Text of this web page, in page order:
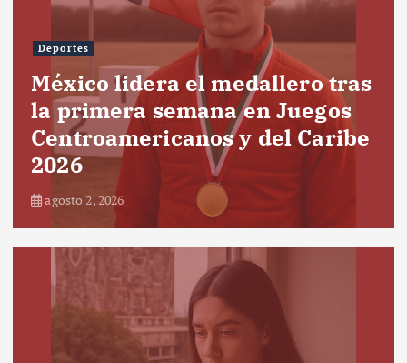
Deportes
México lidera el medallero tras
la primera semana en Juegos
Centroamericanos y del Caribe
2026
agosto 2, 2026